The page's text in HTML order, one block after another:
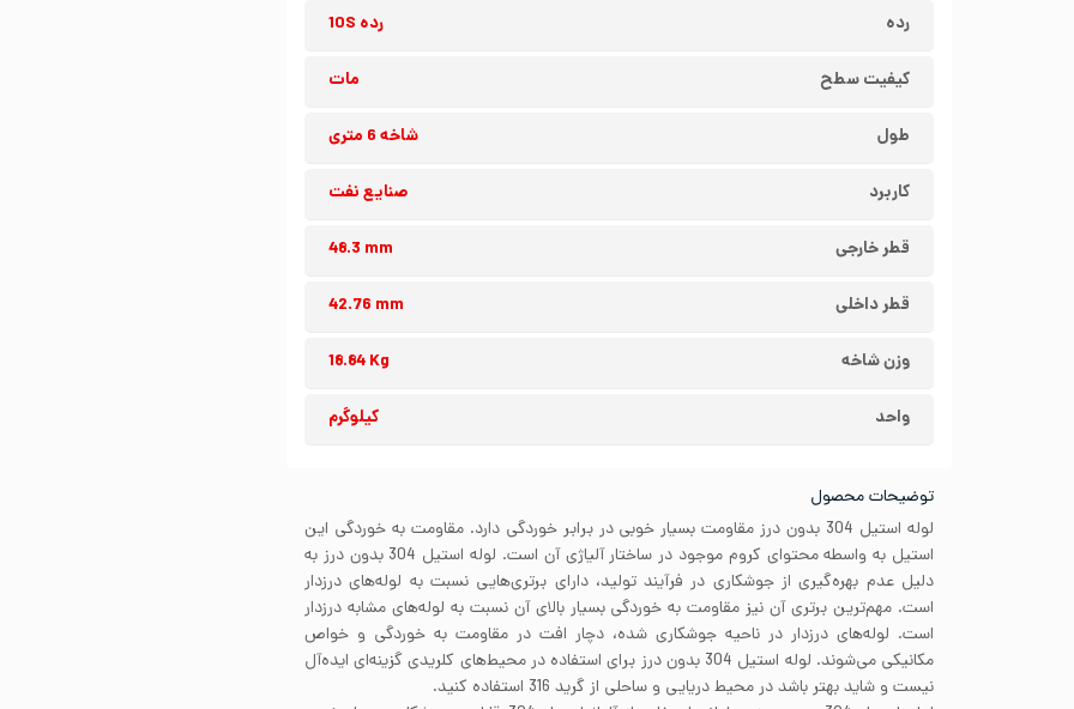
رده رده 10S
کیفیت سطح مات
طول شاخه 6 متری
کاربرد صنایع نفت
قطر خارجی 48.3 mm
قطر داخلی 42.76 mm
وزن شاخه 18.84 Kg
واحد کیلوگرم
توضیحات محصول
لوله استیل 304 بدون درز مقاومت بسیار خوبی در برابر خوردگی دارد. مقاومت به خوردگی این
استیل به واسطه محتوای کروم موجود در ساختار آلیاژی آن است. لوله استیل 304 بدون درز به
دلیل عدم بهره‌گیری از جوشکاری در فرآیند تولید، دارای برتری‌هایی نسبت به لوله‌های درزدار
است. مهم‌ترین برتری آن نیز مقاومت به خوردگی بسیار بالای آن نسبت به لوله‌های مشابه درزدار
است. لوله‌های درزدار در ناحیه جوشکاری شده، دچار افت در مقاومت به خوردگی و خواص
مکانیکی می‌شوند. لوله استیل 304 بدون درز برای استفاده در محیط‌های کلریدی گزینه‌ای ایده‌آل
نیست و شاید بهتر باشد در محیط دریایی و ساحلی از گرید 316 استفاده کنید.